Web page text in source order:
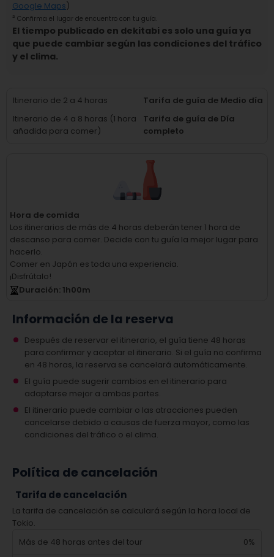
Google Maps)
² Confirma el lugar de encuentro con tu guía.
El tiempo publicado en dekitabi es solo una guía ya
que puede cambiar según las condiciones del tráfico
y el clima.
Itinerario de 2 a 4 horas
Tarifa de guía de Medio día
Itinerario de 4 a 8 horas (1 hora
añadida para comer)
Tarifa de guía de Día
completo
Hora de comida
Los itinerarios de más de 4 horas deberán tener 1 hora de
descanso para comer. Decide con tu guía la mejor lugar para
hacerlo.
Comer en Japón es toda una experiencia.
¡Disfrútalo!
Duración: 1h00m
Información de la reserva
Después de reservar el itinerario, el guía tiene 48 horas
para confirmar y aceptar el itinerario. Si el guía no confirma
en 48 horas, la reserva se cancelará automáticamente.
El guía puede sugerir cambios en el itinerario para
adaptarse mejor a ambas partes.
El itinerario puede cambiar o las atracciones pueden
cancelarse debido a causas de fuerza mayor, como las
condiciones del tráfico o el clima.
Política de cancelación
Tarifa de cancelación
La tarifa de cancelación se calculará según la hora local de
Tokio.
Más de 48 horas antes del tour
0%